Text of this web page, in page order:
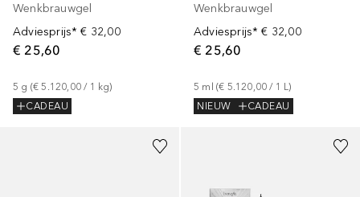
Wenkbrauwgel
Adviesprijs* € 32,00
€ 25,60
5 g (€ 5.120,00 / 1 kg)
CADEAU
Wenkbrauwgel
Adviesprijs* € 32,00
€ 25,60
5 ml (€ 5.120,00 / 1 L)
NIEUW
CADEAU